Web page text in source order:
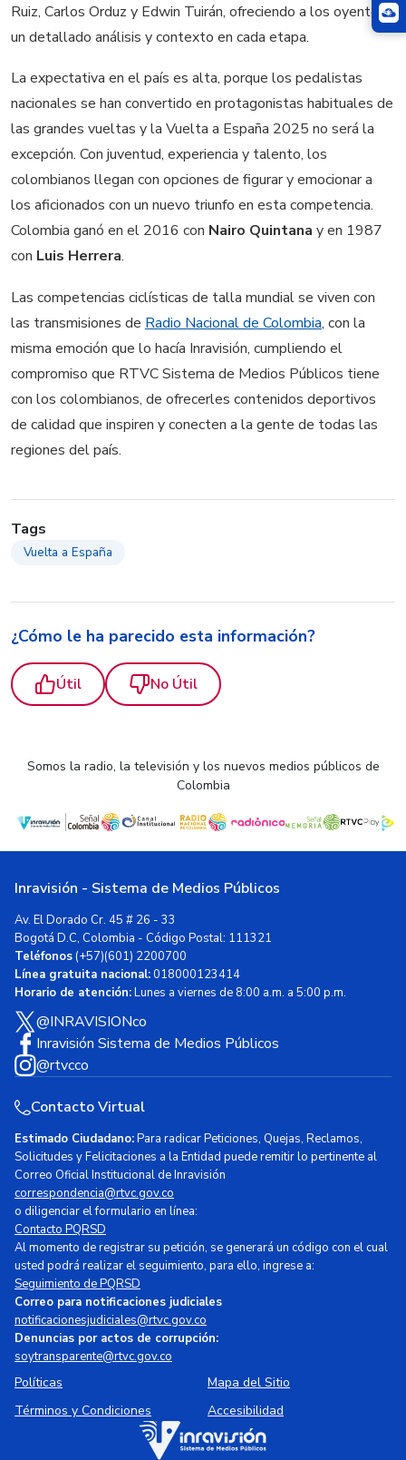
Ruiz, Carlos Orduz y Edwin Tuirán, ofreciendo a los oyentes
un detallado análisis y contexto en cada etapa.
La expectativa en el país es alta, porque los pedalistas
nacionales se han convertido en protagonistas habituales de
las grandes vueltas y la Vuelta a España 2025 no será la
excepción. Con juventud, experiencia y talento, los
colombianos llegan con opciones de figurar y emocionar a
los aficionados con un nuevo triunfo en esta competencia.
Colombia ganó en el 2016 con Nairo Quintana y en 1987
con Luis Herrera.
Las competencias ciclísticas de talla mundial se viven con
las transmisiones de Radio Nacional de Colombia, con la
misma emoción que lo hacía Inravisión, cumpliendo el
compromiso que RTVC Sistema de Medios Públicos tiene
con los colombianos, de ofrecerles contenidos deportivos
de calidad que inspiren y conecten a la gente de todas las
regiones del país.
Tags
Vuelta a España
¿Cómo le ha parecido esta información?
Útil No Útil
Somos la radio, la televisión y los nuevos medios públicos de
Colombia
Inravisión - Sistema de Medios Públicos
Av. El Dorado Cr. 45 # 26 - 33
Bogotá D.C, Colombia - Código Postal: 111321
Teléfonos(+57)(601) 2200700
Línea gratuita nacional:018000123414
Horario de atención:Lunes a viernes de 8:00 a.m. a 5:00 p.m.
@INRAVISIONco
Inravisión Sistema de Medios Públicos
@rtvcco
Contacto Virtual
Estimado Ciudadano:Para radicar Peticiones, Quejas, Reclamos,
Solicitudes y Felicitaciones a la Entidad puede remitir lo pertinente al
Correo Oficial Institucional de Inravisión
correspondencia@rtvc.gov.co
o diligenciar el formulario en línea:
Contacto PQRSD
Al momento de registrar su petición, se generará un código con el cual
usted podrá realizar el seguimiento, para ello, ingrese a:
Seguimiento de PQRSD
Correo para notificaciones judiciales
notificacionesjudiciales@rtvc.gov.co
Denuncias por actos de corrupción:
soytransparente@rtvc.gov.co
Políticas
Mapa del Sitio
Términos y Condiciones
Accesibilidad